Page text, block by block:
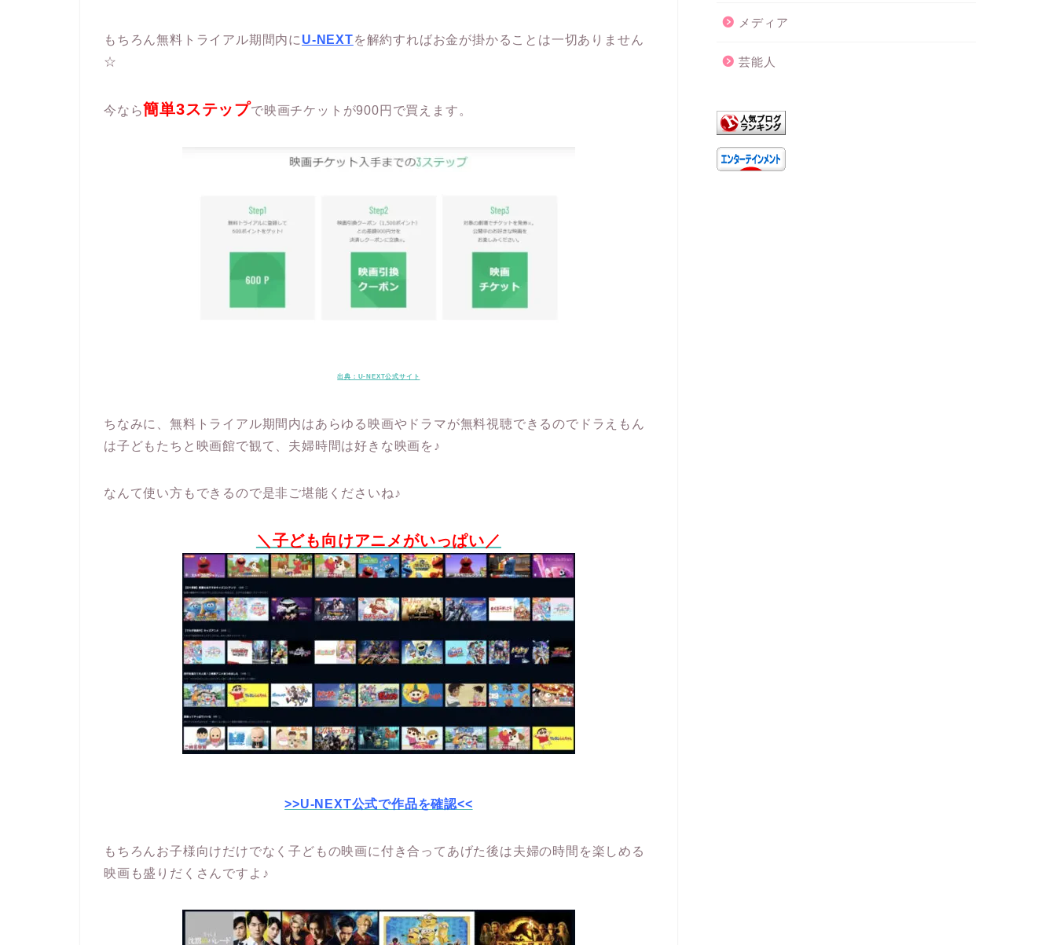
もちろん無料トライアル期間内に U-NEXTを解約すればお金が掛かることは一切ありません
☆
今なら簡単3ステップで映画チケットが900円で買えます。
出典：U-NEXT公式サイト
ちなみに、無料トライアル期間内はあらゆる映画やドラマが無料視聴できるのでドラえもん
は子どもたちと映画館で観て、夫婦時間は好きな映画を♪
なんて使い方もできるので是非ご堪能くださいね♪
＼子ども向けアニメがいっぱい／
>>U-NEXT公式で作品を確認<<
もちろんお子様向けだけでなく子どもの映画に付き合ってあげた後は夫婦の時間を楽しめる
映画も盛りだくさんですよ♪
メディア
芸能人